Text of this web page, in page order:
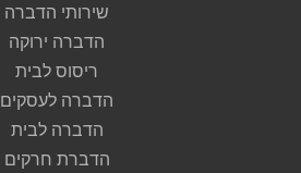
שירותי הדברה
הדברה ירוקה
ריסוס לבית
הדברה לעסקים
הדברה לבית
הדברת חרקים